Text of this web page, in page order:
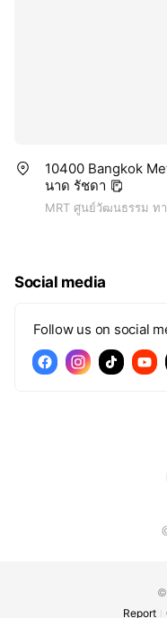
10400 Bangkok
นาด รัชดา
MRT ศูนย์วัฒนธรรม ท
Social media
Follow us on social
©
Report